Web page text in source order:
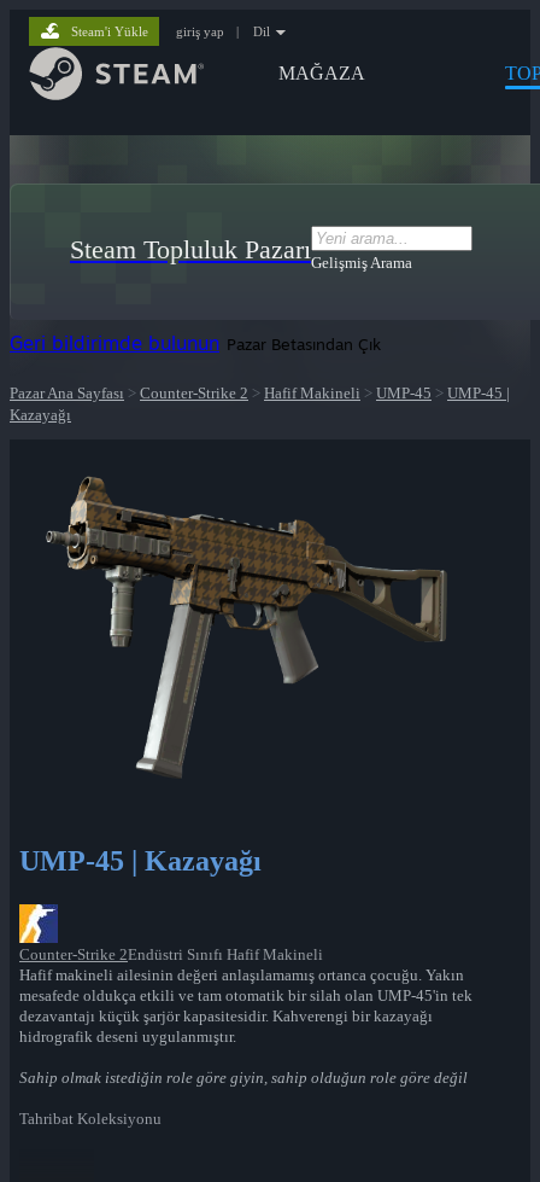
MAĞAZA
Steam'i Yükle giriş yap | Dil
Steam Topluluk PazarıGelişmiş Arama
Geri bildirimde bulunun Pazar Betasından Çık
Pazar Ana Sayfası > Counter-Strike 2 > Hafif Makineli > UMP-45 > UMP-45 |
Kazayağı
UMP-45 | Kazayağı
Counter-Strike 2Endüstri Sınıfı Hafif Makineli
Hafif makineli ailesinin değeri anlaşılamamış ortanca çocuğu. Yakın
mesafede oldukça etkili ve tam otomatik bir silah olan UMP-45'in tek
dezavantajı küçük şarjör kapasitesidir. Kahverengi bir kazayağı
hidrografik deseni uygulanmıştır.
Sahip olmak istediğin role göre giyin, sahip olduğun role göre değil
Tahribat Koleksiyonu